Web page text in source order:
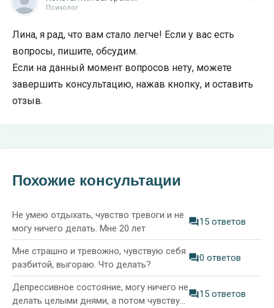
Психолог
Лина, я рад, что вам стало легче! Если у вас есть
вопросы, пишите, обсудим.
Если на данный момент вопросов нету, можете
завершить консультацию, нажав кнопку, и оставить
отзыв.
Похожие консультации
Не умею отдыхать, чувство тревоги и не
могу ничего делать. Мне 20 лет
15 ответов
Мне страшно и тревожно, чувствую себя
разбитой, выгораю. Что делать?
0 ответов
Депрессивное состояние, могу ничего не
делать целыми днями, а потом чувствую
15 ответов